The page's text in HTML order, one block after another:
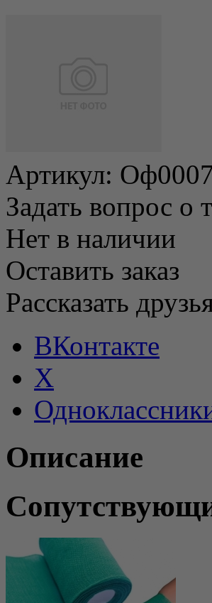
Артикул:
Задать вопрос о
Нет в наличии
Оставить заказ
Рассказать
ВКонтакте
X
Описание